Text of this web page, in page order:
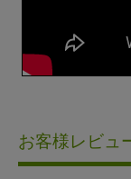
お客様レビュ